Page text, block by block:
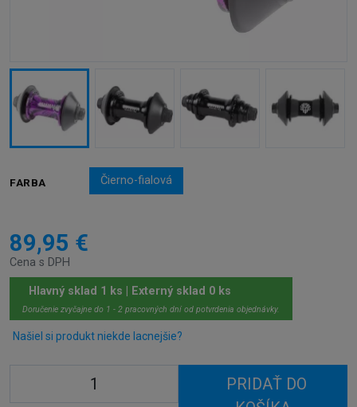
FARBA Čierno-fialová
89,95 €
Cena s DPH
Hlavný sklad 1 ks | Externý sklad 0 ks
Doručenie zvyčajne do 1 - 2 pracovných dní od potvrdenia objednávky.
Našiel si produkt niekde lacnejšie?
PRIDAŤ DO